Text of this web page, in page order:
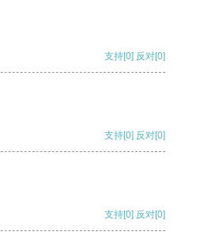
支持[0] 反对[0]
支持[0] 反对[0]
支持[0] 反对[0]